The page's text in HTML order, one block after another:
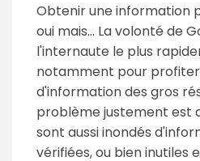
Obtenir une information
oui mais... La volonté de
l'internaute le plus
notamment pour
d'information des gros
problème justement est
sont aussi inondés
vérifiées, ou bien inutiles